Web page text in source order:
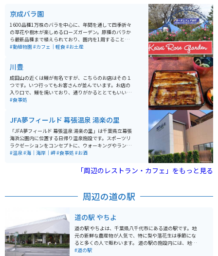
京成バラ園
1600品種1万株のバラを中心に、年間を通して四季折々
の草花や樹木が楽しめるローズガーデン。原種のバラか
ら最新品種まで植えられており、園内を1周することで
バラの歴史を見ることができる。バラや園芸用品、資材
カフェもあり、名物のバラのソフトクリームなどが楽し
める。バラの開花シーズンには、コンサート、展示会な
どのイベントや、バラをはじめとした各種セミナーも開
催。
#動植物園#カフェ｜軽食#お土産
川豊
成田山の近くは鰻が有名ですが、こちらのお店はその１
つです。いつ行ってもお客さんが並んでいます。お店の
入り口で、鰻を焼いており、通りがかるととてもいい匂
いがして、つい足を止めてしまいます。味もすごく美味
#食事処
JFA夢フィールド 幕張温泉 湯楽の里
「JFA夢フィールド 幕張温泉 湯楽の里」は千葉県立幕張
海浜公園内に位置する日帰り温泉施設です。スポーツリ
ラクゼーションをコンセプトに、ウォーキングやランニ
ング後の入浴やスポーツストレッチ、ヨガ教室などの活
湾の景色を楽しむことができ、非日常のリラックス体験
ができます。また、岩盤浴もあり、自律神経の整えや美
#温泉#海｜海岸｜岬#食事処 #お酒
「周辺のレストラン・カフェ」をもっと見る
周辺の道の駅
道の駅 やちよ
道の駅 やちよは、千葉県八千代市にある道の駅です。地
元の新鮮な農産物が人気で、特に梨や落花生は季節にな
ると多くの人で賑わいます。 道の駅の施設内には、地元
食材を使ったレストランや、お土産コーナーがあり、千
#道の駅